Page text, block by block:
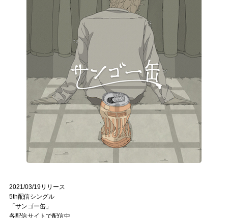
2021/03/19リリース
5th配信シングル
「サンゴー缶」
各配信サイトで配信中